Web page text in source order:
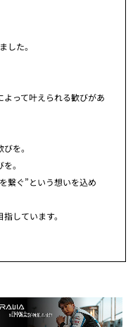
した。
って叶えられる歓びがあ
を。
。
繋ぐ”という想いを込め
しています。